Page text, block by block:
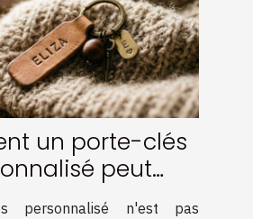
un porte-clés
peut
les liens ?
personnalisé n'est pas